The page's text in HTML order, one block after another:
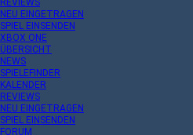
REVIEWS
NEU EINGETRAGEN
SPIEL EINSENDEN
XBOX ONE
ÜBERSICHT
NEWS
SPIELEFINDER
KALENDER
REVIEWS
NEU EINGETRAGEN
SPIEL EINSENDEN
FORUM